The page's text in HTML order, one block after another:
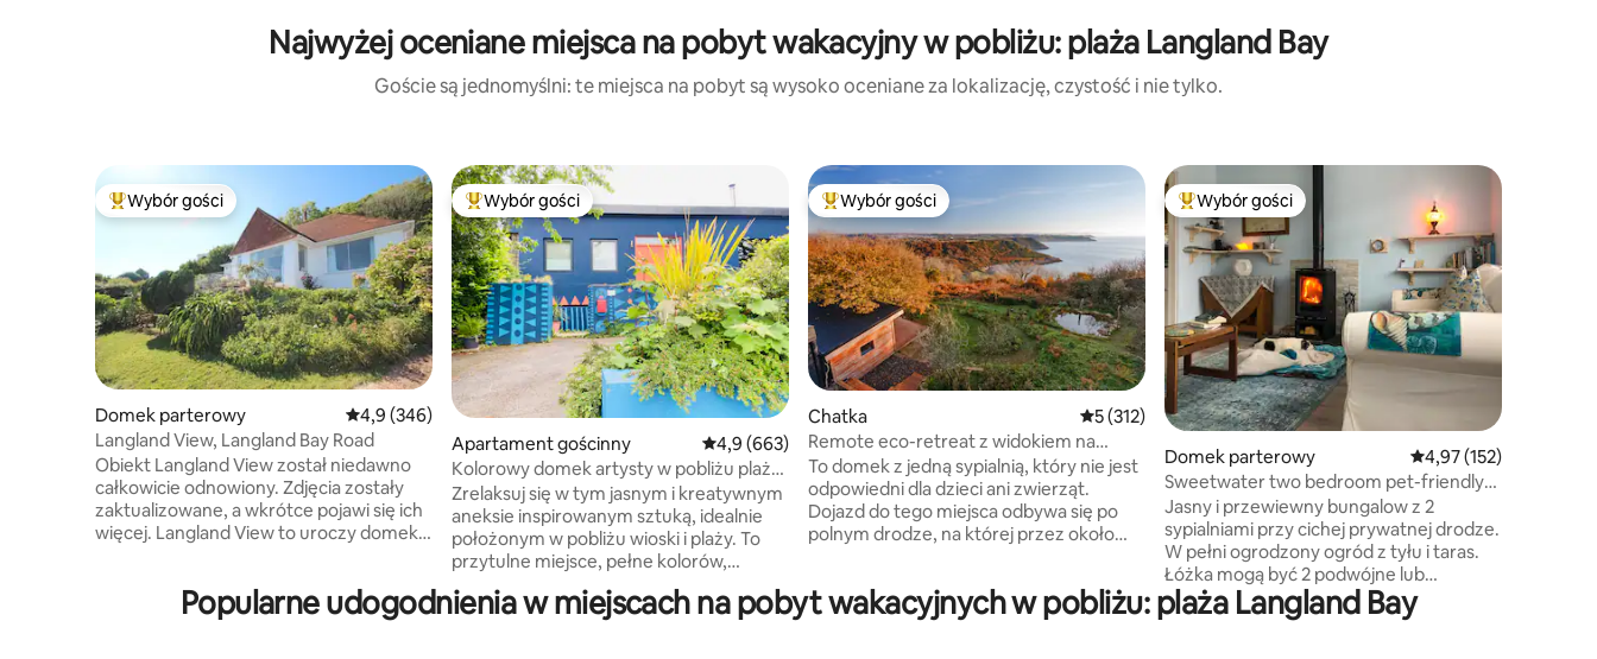
Najwyżej oceniane miejsca na pobyt wakacyjny w pobliżu: plaża Langland Bay
Goście są jednomyślni: te miejsca na pobyt są wysoko oceniane za lokalizację, czystość i nie tylko.
Najpopularniejsze z kategorii Wybór gości
Wybór gości
Domek parterowy Średnia ocena: 4,9 na 5, liczba recenzji: 346
4,9 (346)
Langland View, Langland Bay Road
Obiekt Langland View został niedawno
całkowicie odnowiony. Zdjęcia zostały
zaktualizowane, a wkrótce pojawi się ich
więcej. Langland View to uroczy domek
Brasserie, publicznych kortów
tenisowych i nadmorskiej ścieżki. Masz
Najpopularniejsze z kategorii Wybór gości
Wybór gości
Apartament gościnny Średnia ocena: 4,9 na 5, liczba recenzji: 663
4,9 (663)
Kolorowy domek artysty w pobliżu plaży
i wioski
Zrelaksuj się w tym jasnym i kreatywnym
aneksie inspirowanym sztuką, idealnie
położonym w pobliżu wioski i plaży. To
przytulne miejsce, pełne kolorów,
charakteru i przemyślanych akcentów,
jest idealne dla par, osób podróżujących
samotnie lub każdego, kto szuka
Najpopularniejsze z kategorii Wybór gości
Wybór gości
Chatka Średnia ocena: 5 na 5, liczba recenzji: 312
5 (312)
Remote eco-retreat z widokiem na
oszałamiającą zatokę Pwlldu
To domek z jedną sypialnią, który nie jest
odpowiedni dla dzieci ani zwierząt.
Dojazd do tego miejsca odbywa się po
polnym drodze, na której przez około
jest „widok”. Bunkhouse oferuje
wyjątkowe widoki na zacisznej zatoki
Najpopularniejsze z kategorii Wybór gości
Wybór gości
Domek parterowy Średnia ocena: 4,97
4,97 (152)
Sweetwater two bedroom pet-friendly
bungalow
Jasny i przewiewny bungalow z 2
sypialniami przy cichej prywatnej drodze.
W pełni ogrodzony ogród z tyłu i taras.
Łóżka mogą być 2 podwójne lub
podwójne i 2 pojedyncze. Kuchnia ma
wszystko, czego potrzebujesz. W salonie
Popularne udogodnienia w miejscach na pobyt wakacyjnych w pobliżu: plaża Langland Bay